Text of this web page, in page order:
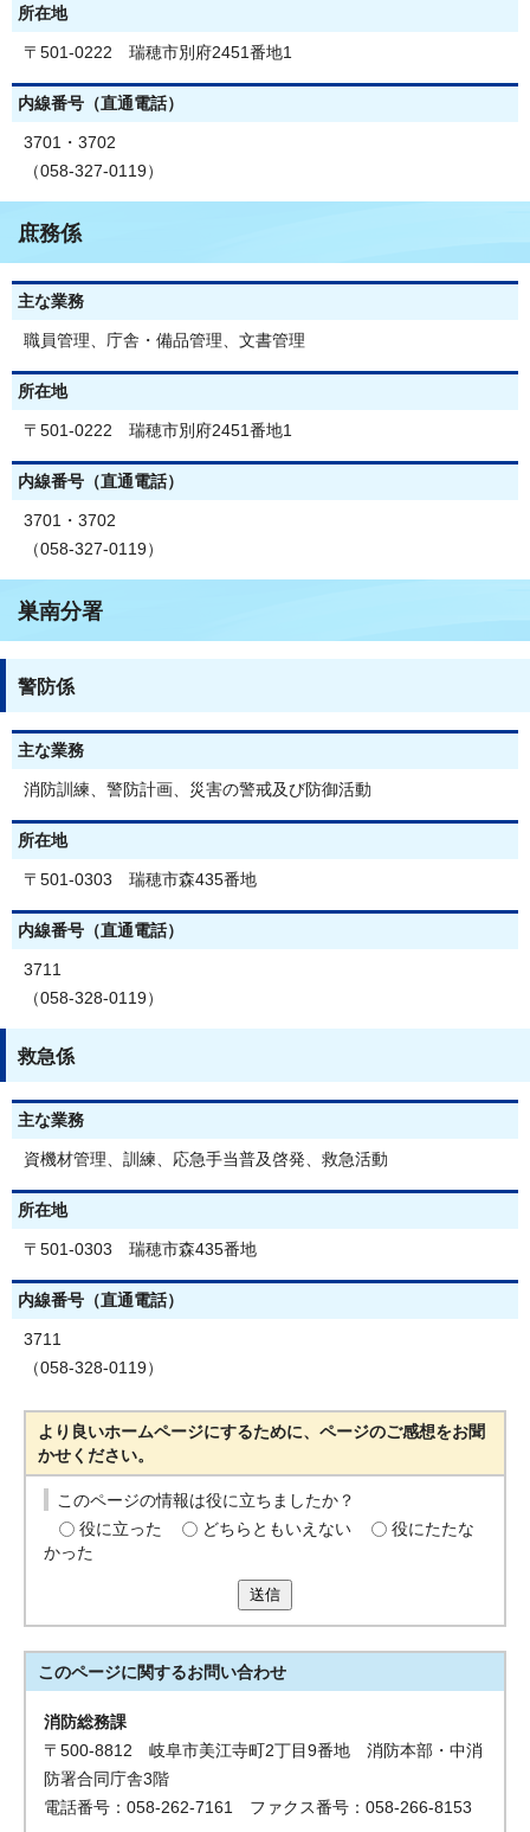
所在地
〒501-0222 瑞穂市別府2451番地1
内線番号（直通電話）
3701・3702
（058-327-0119）
庶務係
主な業務
職員管理、庁舎・備品管理、文書管理
所在地
〒501-0222 瑞穂市別府2451番地1
内線番号（直通電話）
3701・3702
（058-327-0119）
巣南分署
警防係
主な業務
消防訓練、警防計画、災害の警戒及び防御活動
所在地
〒501-0303 瑞穂市森435番地
内線番号（直通電話）
3711
（058-328-0119）
救急係
主な業務
資機材管理、訓練、応急手当普及啓発、救急活動
所在地
〒501-0303 瑞穂市森435番地
内線番号（直通電話）
3711
（058-328-0119）
より良いホームページにするために、ページのご感想をお聞
かせください。
このページの情報は役に立ちましたか？
役に立った
どちらともいえない
役にたたな
かった
送信
このページに関するお問い合わせ
消防総務課
〒500-8812 岐阜市美江寺町2丁目9番地 消防本部・中消
防署合同庁舎3階
電話番号：058-262-7161 ファクス番号：058-266-8153